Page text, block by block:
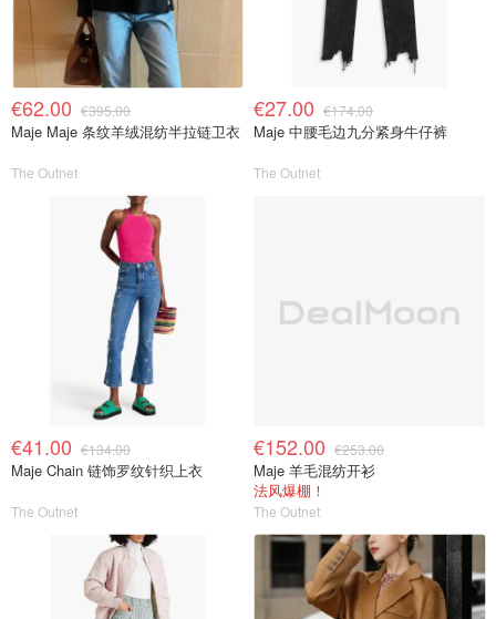
€62.00 €395.00
Maje Maje 条纹羊绒混纺半拉链卫衣
The Outnet
€27.00 €174.00
Maje 中腰毛边九分紧身牛仔裤
The Outnet
€41.00 €134.00
Maje Chain 链饰罗纹针织上衣
The Outnet
€152.00 €253.00
Maje 羊毛混纺开衫
法风爆棚！
The Outnet